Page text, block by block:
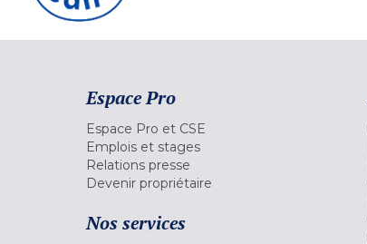
Espace Pro
Espace Pro et CSE
Emplois et stages
Relations presse
Devenir propriétaire
Nos services